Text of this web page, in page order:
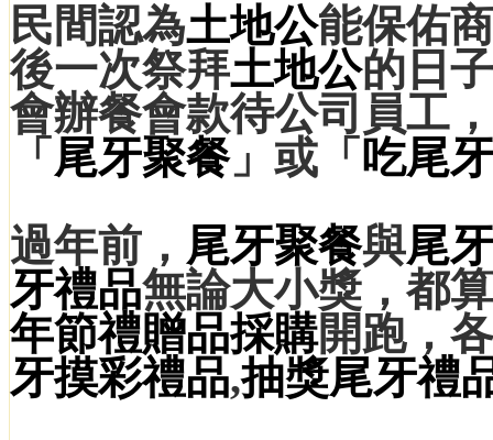
民間認為土地公能保佑
後一次祭拜土地公的日
會辦餐會款待公司員工
「 尾牙聚餐」或「 吃尾牙
過年前， 尾牙聚餐與尾
牙禮品無論大小獎，都
年節禮贈品採購開跑，
牙摸彩禮品,抽獎尾牙禮